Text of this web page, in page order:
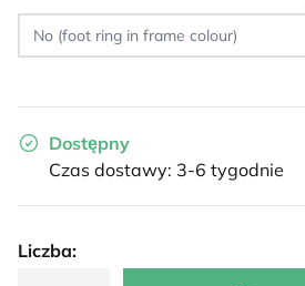
Dostępny
Czas dostawy: 3-6 tygodnie
Liczba: